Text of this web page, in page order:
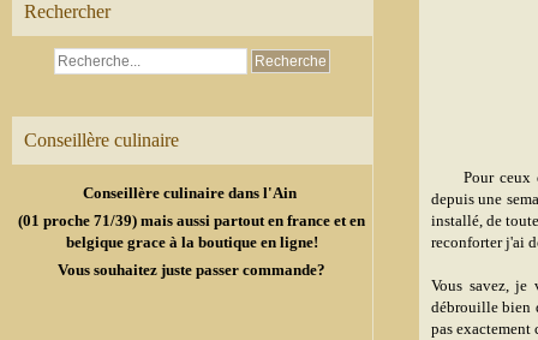
Rechercher
Conseillère culinaire
Conseillère culinaire dans l'Ain
(01 proche 71/39) mais aussi partout en france et en
belgique grace à la boutique en ligne!
Vous souhaitez juste passer commande?
Pour ceux
depuis une
installé, de
reconforter j'ai
Vous savez,
débrouille bien
pas exactement